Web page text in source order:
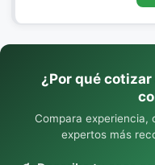
¿Por qué cotizar
Compara experiencia,
expertos más